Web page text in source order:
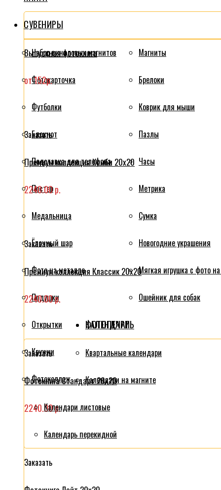
Выпускная фотокнига
от 152р.
Заказать
Премиум коллекция Комби 20x20
2240.00 р.
Заказать
Премиум коллекция Классик 20x20
2240.00 р.
Заказать
Фотокнига Стандарт 20x20
2240.00 р.
Заказать
СУВЕНИРЫ
Набор виниловых магнитов
Фотокарточка
Футболки
Блокнот
Подставка для телефона
Постер
Медальница
Ёлочный шар
Фото на металле
Подушки
Магниты
Брелоки
Коврик для мыши
Пазлы
Часы
Метрика
Сумка
Новогодние украшения
Мягкая игрушка с фото
Ошейник для собак
Открытки
Кружки
Фотоколлаж
ФОТОПЕЧАТЬ
КАЛЕНДАРИ
Квартальные календари
Календари на магните
Календари листовые
Календарь перекидной